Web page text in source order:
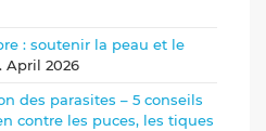
: soutenir la peau et le
April 2026
des parasites – 5 conseils
contre les puces, les tiques